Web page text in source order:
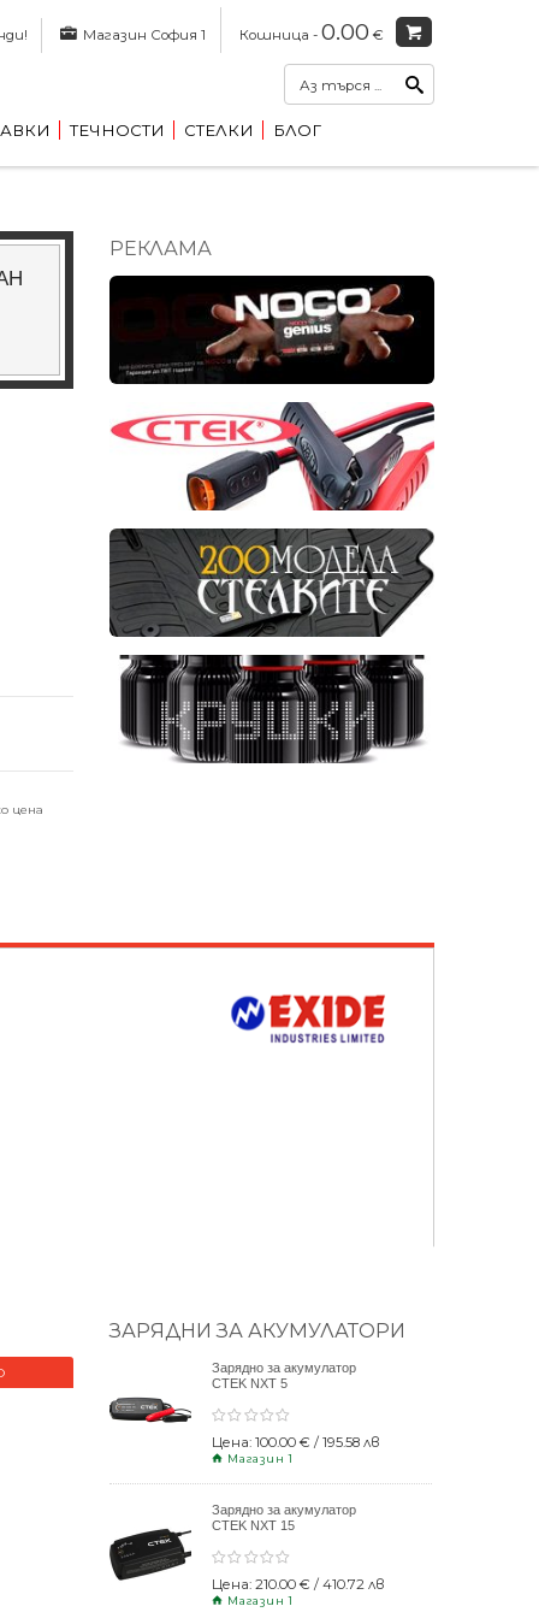
Магазин София 1 Кошница - 0.00 €
ТЕЧНОСТИ СТЕЛКИ БЛОГ
цена
РЕКЛАМА
НОВО
ЗАРЯДНИ ЗА АКУМУЛАТОРИ
Зарядно за акумулатор
CTEK NXT 5
Цена: 100.00 € / 195.58 лв
Магазин 1
Зарядно за акумулатор
CTEK NXT 15
Цена: 210.00 € / 410.72 лв
Магазин 1